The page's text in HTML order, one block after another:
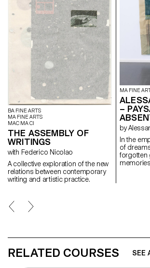
BA FINE ARTS
MA FINE ARTS
MAC MA CI
THE ASSEMBLY OF
WRITINGS
with Federico Nicolao
A collective exploration of the new
relations between contemporary
writing and artistic practice.
MA FINE
–
by
In the
of
forgotten green. A
RELATED COURSES SEE